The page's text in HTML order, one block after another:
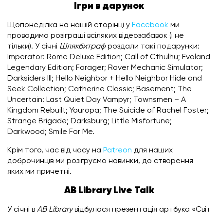
Ігри в дарунок
Щопонеділка на нашій сторінці у Facebook ми
проводимо розіграші всіляких відеозабавок (і не
тільки). У січні Шлякбитрафроздали такі подарунки:
Imperator: Rome Deluxe Edition; Call of Cthulhu; Evoland
Legendary Edition; Forager; Rover Mechanic Simulator;
Darksiders III; Hello Neighbor + Hello Neighbor Hide and
Seek Collection; Catherine Classic; Basement; The
Uncertain: Last Quiet Day Vampyr; Townsmen – A
Kingdom Rebuilt; Youropa; The Suicide of Rachel Foster;
Strange Brigade; Darksburg; Little Misfortune;
Darkwood; Smile For Me.
Крім того, час від часу на Patreon для наших
доброчинців ми розігруємо новинки, до створення
яких ми причетні.
AB Library Live Talk
У січні в AB Libraryвідбулася презентація артбука «Світ